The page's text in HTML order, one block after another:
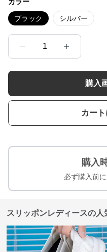
ブラック シルバー
1
購入
カー
購入
必ず購入前
スリッポンレディースの人